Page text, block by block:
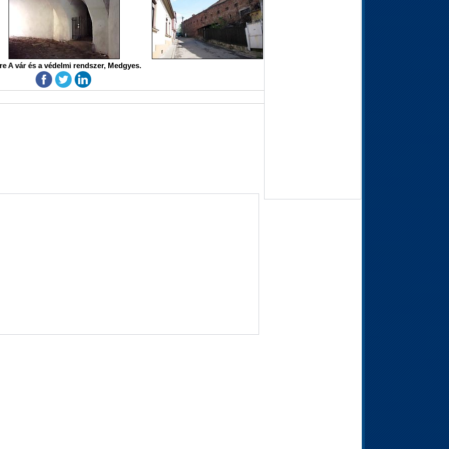
A vár és a védelmi rendszer, Medgyes.